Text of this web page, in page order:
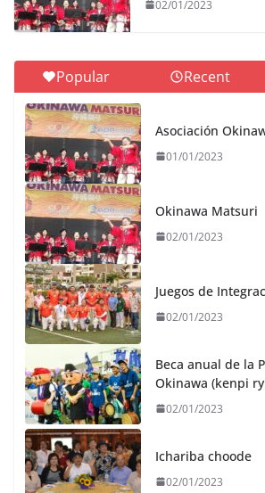
02/01/2023
Popular Recent
Asociación
01/01/2023
Okinawa Matsuri
02/01/2023
Juegos de
02/01/2023
Beca anual de la
Okinawa (kenpi
02/01/2023
Ichariba choode
02/01/2023